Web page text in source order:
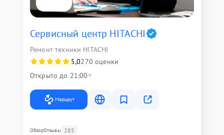
Сервисный центр HITACHI
Ремонт техники HITACHI
5,0270 оценки
Открыто до 21:00
Маршрут
ОбзорОтзывы 285